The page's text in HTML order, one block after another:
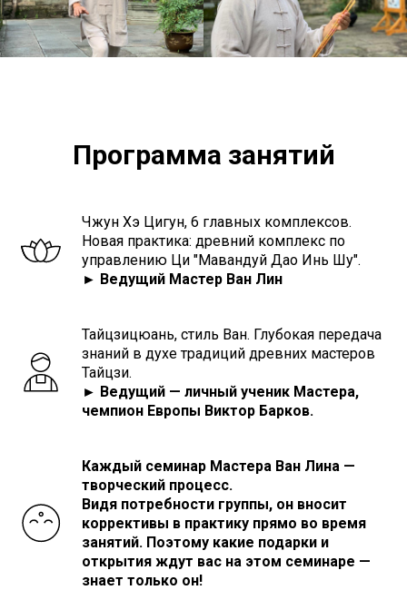
Программа занятий
Чжун Хэ Цигун, 6 главных комплексов.
Новая практика: древний комплекс по
управлению Ци "Мавандуй Дао Инь Шу".
► Ведущий Мастер Ван Лин
Тайцзицюань, стиль Ван. Глубокая передача
знаний в духе традиций древних мастеров
Тайцзи.
► Ведущий — личный ученик Мастера,
чемпион Европы Виктор Барков.
Каждый семинар Мастера Ван Лина —
творческий процесс.
Видя потребности группы, он вносит
коррективы в практику прямо во время
занятий. Поэтому какие подарки и
открытия ждут вас на этом семинаре —
знает только он!